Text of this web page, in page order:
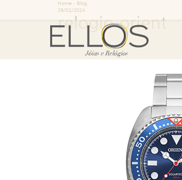
Home - Blog
29/02/2024
relogio-orient